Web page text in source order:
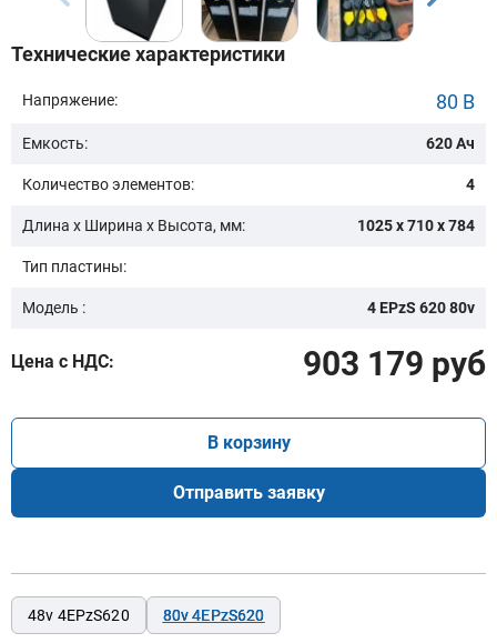
Сначала выберите бренд
Очистить подбор
Технические характеристики
Напряжение: 80 В
Емкость: 620 Ач
Количество элементов: 4
Длина х Ширина х Высота, мм: 1025 x 710 x 784
Тип пластины:
Модель : 4 EPzS 620 80v
Цена с НДС: 903 179 руб
В корзину
Отправить заявку
48v 4EPzS620 80v 4EPzS620